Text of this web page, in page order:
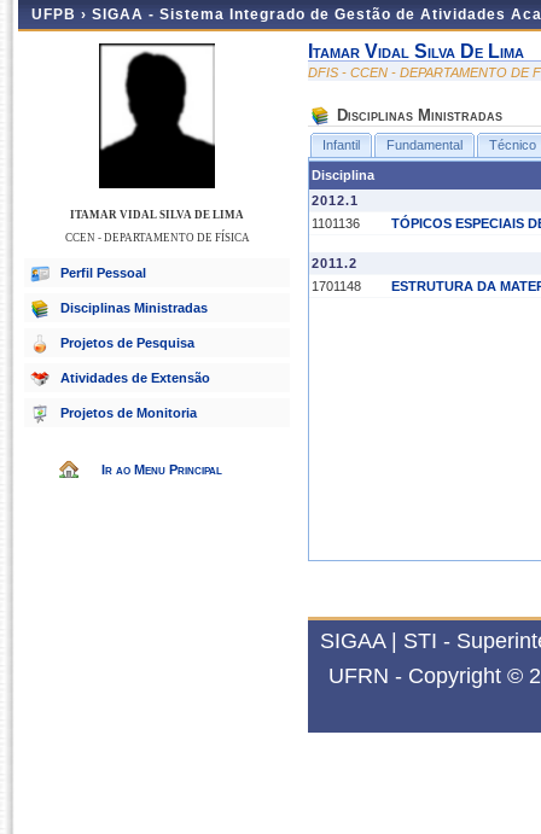
UFPB › SIGAA - Sistema Integrado de Gestão de Atividades
ITAMAR VIDAL SILVA DE LIMA
CCEN - DEPARTAMENTO DE FÍSICA
Perfil Pessoal
Disciplinas Ministradas
Projetos de Pesquisa
Atividades de Extensão
Projetos de Monitoria
Ir ao Menu Principal
Itamar Vidal Silva De Lima
DFIS - CCEN - DEPARTAMENTO DE
Disciplinas Ministradas
Infantil Fundamental Técnico
Disciplina
2012.1
1101136
TÓPICOS ESPECIAIS
2011.2
1701148
ESTRUTURA DA
SIGAA | STI -
UFRN - Copyright ©